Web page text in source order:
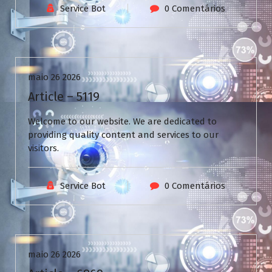
Service Bot 0 Comentários
Uncategorized
maio 26 2026
Article – 5119
Welcome to our website. We are dedicated to
providing quality content and services to our
visitors.
Service Bot 0 Comentários
Uncategorized
maio 26 2026